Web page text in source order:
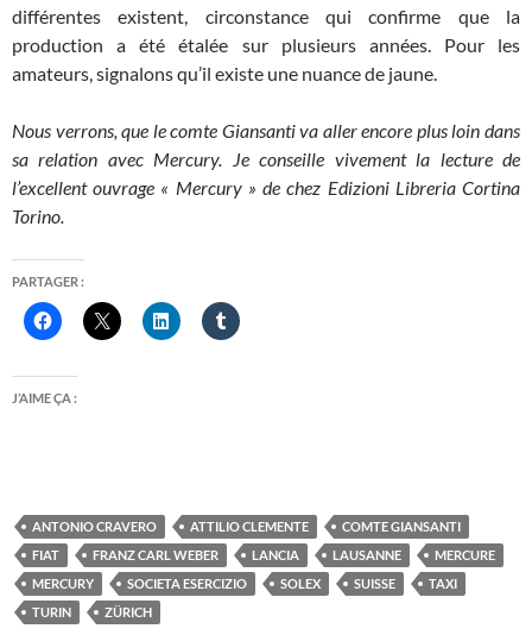
différentes existent, circonstance qui confirme que la
production a été étalée sur plusieurs années. Pour les
amateurs, signalons qu’il existe une nuance de jaune.
Nous verrons, que le comte Giansanti va aller encore plus loin dans
sa relation avec Mercury. Je conseille vivement la lecture de
l’excellent ouvrage « Mercury » de chez Edizioni Libreria Cortina
Torino.
PARTAGER :
J’AIME ÇA :
ANTONIO CRAVERO ATTILIO CLEMENTE
COMTE GIANSANTI
FIAT
FRANZ CARL WEBER LANCIA LAUSANNE
MERCURE
MERCURY
SOCIETA ESERCIZIO SOLEX SUISSE
TAXI
TURIN
ZÜRICH